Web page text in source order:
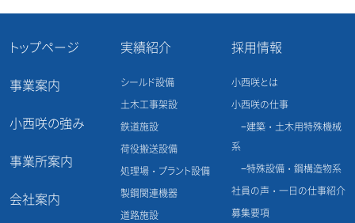
の実施の為
3.個人情報の第三者への開示・提
当社は、個人情報を第三者に開示・提供は
致しません。但し、ご本人の同意のある場合、
法令等により第三者機関からの要請のある
場合を除きます。
トップページ
事業案内
小西咲の強み
事業所案内
会社案内
実績紹介
シールド設備
土木工事架設
鉄道施設
荷役搬送設備
処理場・プラント設備
製鋼関連機器
道路施設
採用情報
小西咲とは
小西咲の仕事
建築・土木用特殊機械
系
特殊設備・鋼構造物系
社員の声・一日の仕事紹介
募集要項